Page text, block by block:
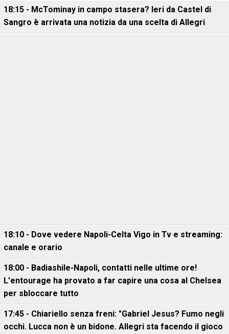
18:15 - McTominay in campo stasera? Ieri da Castel di
Sangro è arrivata una notizia da una scelta di Allegri
18:10 - Dove vedere Napoli-Celta Vigo in Tv e streaming:
canale e orario
18:00 - Badiashile-Napoli, contatti nelle ultime ore!
L'entourage ha provato a far capire una cosa al Chelsea
per sbloccare tutto
17:45 - Chiariello senza freni: "Gabriel Jesus? Fumo negli
occhi. Lucca non è un bidone. Allegri sta facendo il gioco